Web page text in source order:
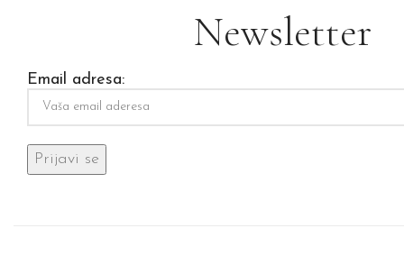
Newsletter
Email adresa: